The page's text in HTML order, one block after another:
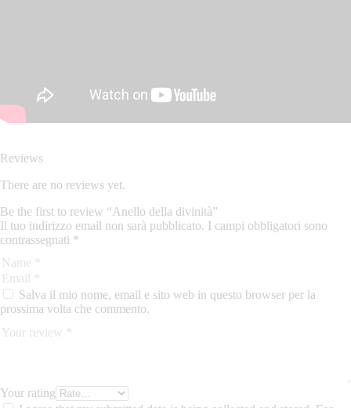
Reviews
There are no reviews yet.
Be the first to review “Anello della divinità”
Il tuo indirizzo email non sarà pubblicato. I campi obbligatori sono
contrassegnati *
Salva il mio nome, email e sito web in questo browser per la
prossima volta che commento.
Your rating